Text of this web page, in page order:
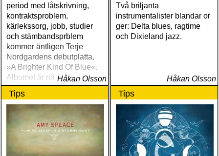
period med låtskrivning,
kontraktsproblem,
kärlekssorg, jobb, studier
och stämbandsprblem
kommer äntligen Terje
Nordgardens debutplatta,
»A Brighter Kind Of Blue«.
Albumet är nära, enkelt och
ärligt och handlar om
upplevelser och historier
från en ung mans liv
Håkan Olsson
Två briljanta
instrumentalister blandar or
ger: Delta blues, ragtime
och Dixieland jazz.
Håkan Olsson
Tips Tips